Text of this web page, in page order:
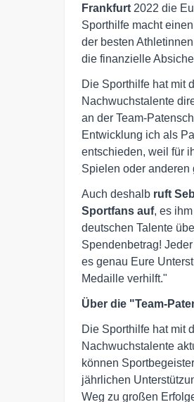
Frankfurt 2022 die
Sporthilfe macht
der besten
die finanzielle
Die Sporthilfe hat mit
Nachwuchstalente
an der Team-
Entwicklung ich als
entschieden, weil für
Spielen oder anderen
Auch deshalb ruft
Sportfans auf, es
deutschen Talente
Spendenbetrag!
es genau Eure
Medaille verhilft."
Über die "Team-
Die Sporthilfe hat mit
Nachwuchstalente
können
jährlichen
Weg zu großen